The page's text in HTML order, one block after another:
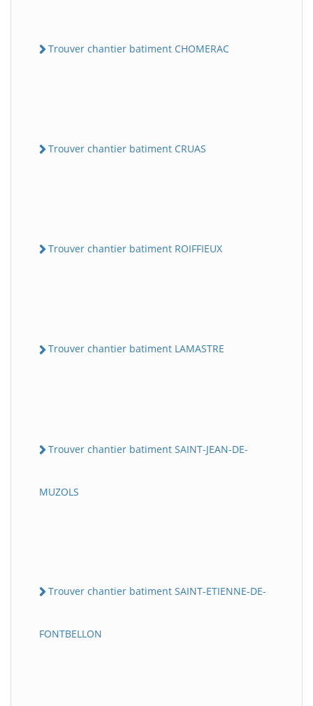
Trouver chantier batiment CHOMERAC
Trouver chantier batiment CRUAS
Trouver chantier batiment ROIFFIEUX
Trouver chantier batiment LAMASTRE
Trouver chantier batiment SAINT-JEAN-DE-
MUZOLS
Trouver chantier batiment SAINT-ETIENNE-DE-
FONTBELLON